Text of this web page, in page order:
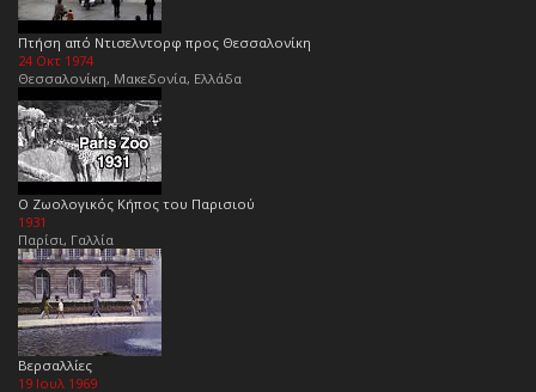
Πτήση από Ντισελντορφ προς Θεσσαλονίκη
24 Οκτ 1974
Θεσσαλονίκη, Μακεδονία, Ελλάδα
Ο Ζωολογικός Κήπος του Παρισιού
1931
Παρίσι, Γαλλία
Βερσαλλίες
19 Ιουλ 1969